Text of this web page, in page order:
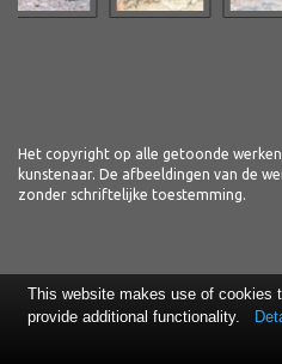
Het copyright op alle getoonde
kunstenaar. De afbeeldingen van de
zonder schriftelijke toestemming.
This website makes use of cookies
provide additional functionality.